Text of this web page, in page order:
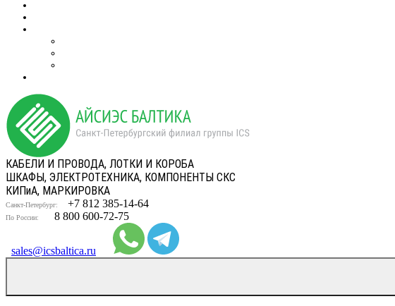
КАБЕЛИ И ПРОВОДА, ЛОТКИ И КОРОБА
ШКАФЫ, ЭЛЕКТРОТЕХНИКА, КОМПОНЕНТЫ СКС
КИПиА, МАРКИРОВКА
Санкт-Петербург: +7 812 385-14-64
По России: 8 800 600-72-75
sales@icsbaltica.ru